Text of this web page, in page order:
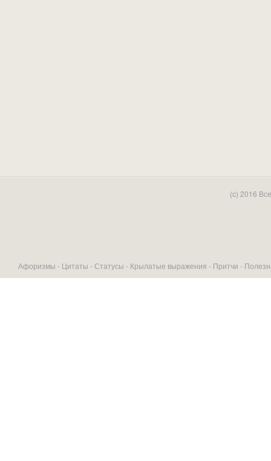
(c) 2016
Афоризмы - Цитаты -Статусы - Крылатые выражения - Притчи -